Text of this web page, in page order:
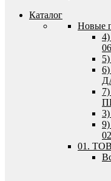
Каталог
Новые
01.